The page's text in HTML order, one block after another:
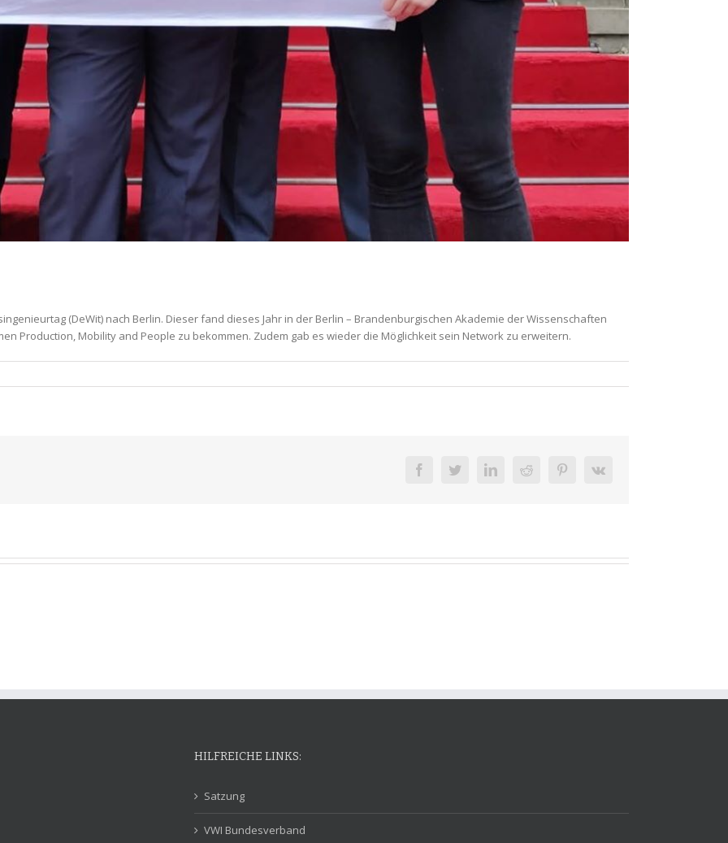
(DeWit) nach Berlin. Dieser fand dieses Jahr in der Berlin – Brandenburgischen Akademie der Wissenschaften
Production, Mobility and People zu bekommen. Zudem gab es wieder die Möglichkeit sein Network zu erweitern.
facebooktwitter linkedinreddit pinterestvk
HILFREICHE LINKS:
Satzung
VWI Bundesverband